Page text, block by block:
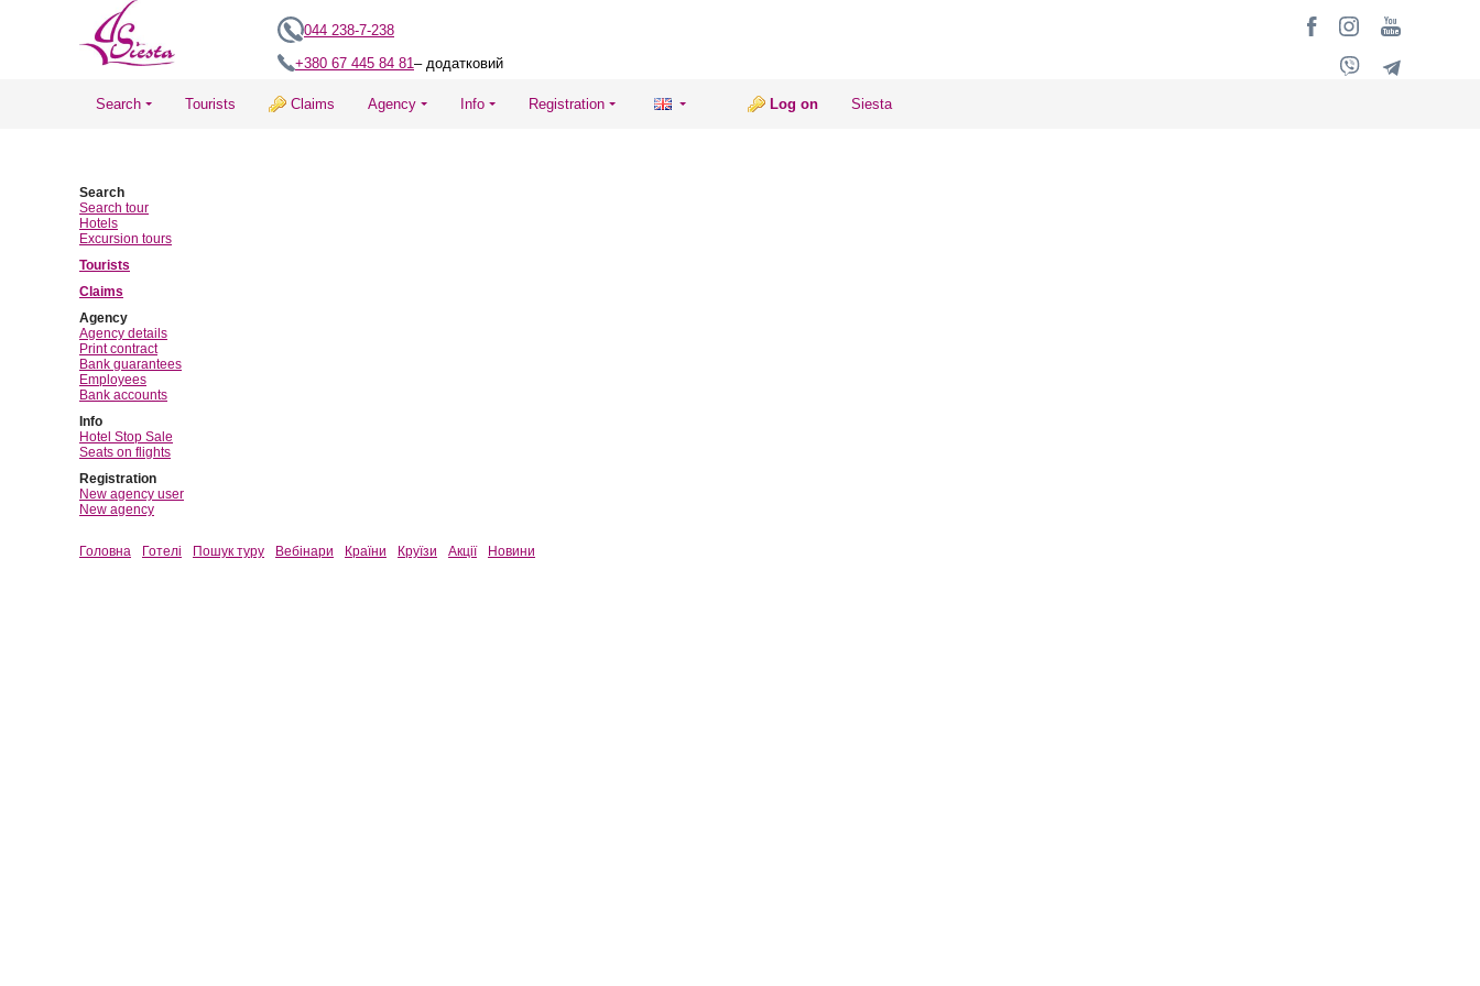
044 238-7-238
+380 67 445 84 81– додатковий
Search Tourists Claims Agency Info Registration Log on Siesta
Search
Search tour
Hotels
Excursion tours
Tourists
Claims
Agency
Agency details
Print contract
Bank guarantees
Employees
Bank accounts
Info
Hotel Stop Sale
Seats on flights
Registration
New agency user
New agency
Головна Готелі Пошук туру Вебінари Країни Круїзи Акції Новини